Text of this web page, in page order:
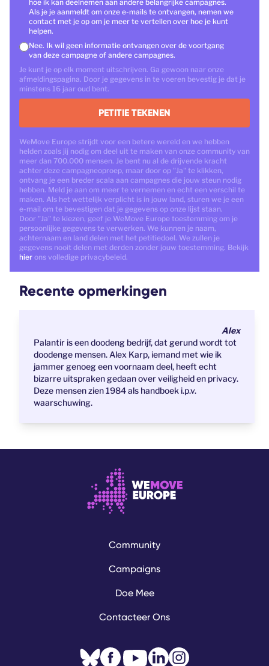
hoe ik kan deelnemen aan andere belangrijke campagnes.
Als je je aanmeldt om onze e-mails te ontvangen, nemen we
contact met je op om je meer te vertellen over hoe je kunt
helpen.
Nee. Ik wil geen informatie ontvangen over de voortgang
van deze campagne of andere campagnes.
Je kunt je op elk moment uitschrijven. Ga gewoon naar onze
afmeldingspagina. Door je gegevens in te voeren bevestig je dat je
minstens 16 jaar oud bent.
PETITIE TEKENEN
WeMove Europe strijdt voor een betere wereld en we hebben
helden zoals jij nodig om deel uit te maken van onze community van
meer dan 700.000 mensen. Je bent nu al de drijvende kracht
achter deze campagneoproep, maar door op "Ja" te klikken,
ontvang je een breder scala aan campagnes die jouw steun nodig
hebben. Meld je aan om meer te vernemen en echt een verschil te
maken. Als het wettelijk verplicht is in jouw land, sturen we je een
e-mail om te bevestigen dat je gegevens op onze lijst staan.
Door "Ja" te kiezen, geef je WeMove Europe toestemming om je
persoonlijke gegevens te verwerken. We kunnen je naam,
achternaam en land delen met het petitiedoel. We zullen je
gegevens nooit delen met derden zonder jouw toestemming. Bekijk
hier ons volledige privacybeleid.
Recente opmerkingen
Alex
Palantir is een doodeng bedrijf, dat gerund wordt tot
doodenge mensen. Alex Karp, iemand met wie ik
jammer genoeg een voornaam deel, heeft echt
bizarre uitspraken gedaan over veiligheid en privacy.
Deze mensen zien 1984 als handboek i.p.v.
waarschuwing.
Community
Campaigns
Doe Mee
Contacteer Ons